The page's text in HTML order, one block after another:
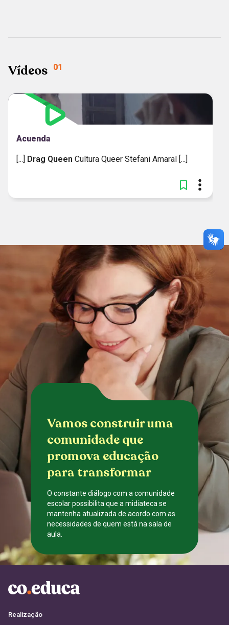
Vídeos 01
Acuenda
[...] Drag Queen Cultura Queer Stefani Amaral [...]
Vamos construir uma
comunidade que
promova educação
para transformar
O constante diálogo com a comunidade
escolar possibilita que a midiateca se
mantenha atualizada de acordo com as
necessidades de quem está na sala de
aula.
CADASTRE-SE
Realização